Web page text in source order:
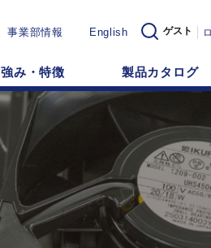
事業部情報 English ゲスト
強み・特徴 製品カタログ